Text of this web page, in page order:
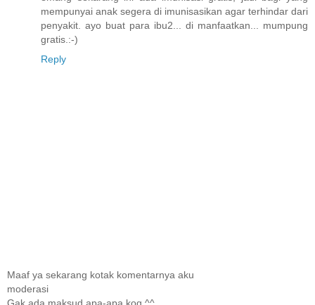
mempunyai anak segera di imunisasikan agar terhindar dari
penyakit. ayo buat para ibu2... di manfaatkan... mumpung
gratis.:-)
Reply
Maaf ya sekarang kotak komentarnya aku
moderasi